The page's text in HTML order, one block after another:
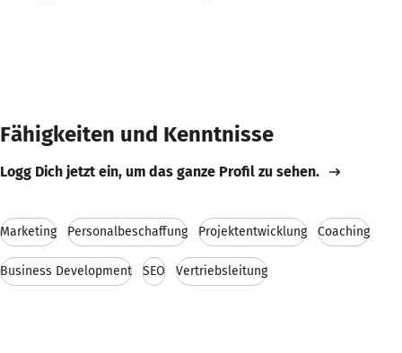
Fähigkeiten und Kenntnisse
Logg Dich jetzt ein, um das ganze Profil zu sehen.
Marketing Personalbeschaffung Projektentwicklung Coaching
Business Development SEO Vertriebsleitung